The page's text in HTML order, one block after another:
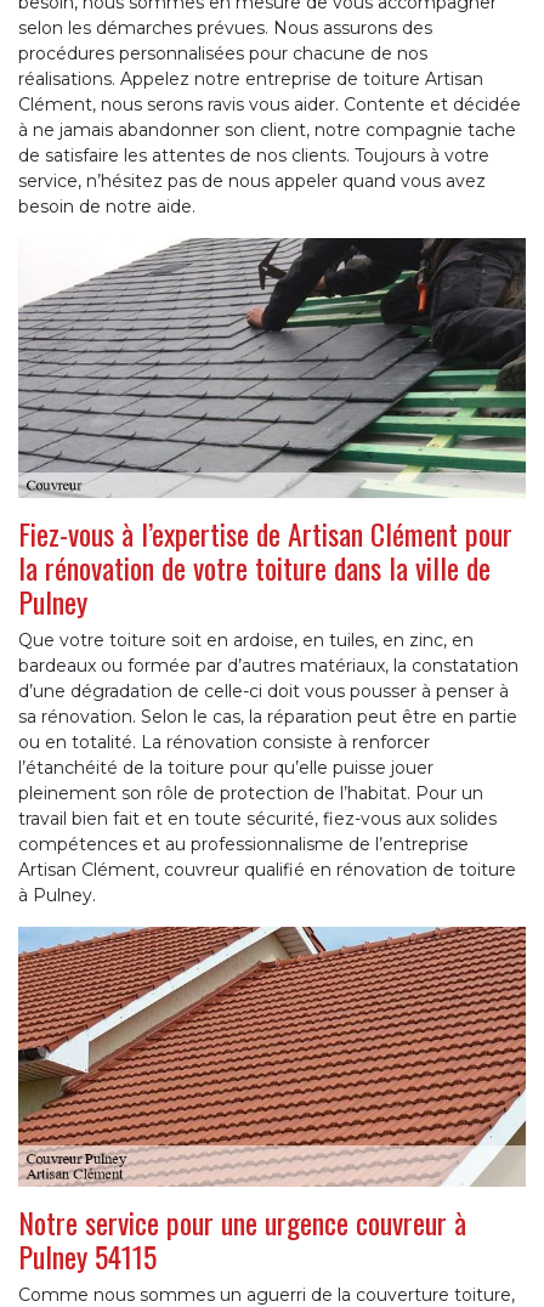
selon les démarches prévues. Nous assurons des
procédures personnalisées pour chacune de nos
réalisations. Appelez notre entreprise de toiture Artisan
Clément, nous serons ravis vous aider. Contente et décidée
à ne jamais abandonner son client, notre compagnie tache
de satisfaire les attentes de nos clients. Toujours à votre
service, n’hésitez pas de nous appeler quand vous avez
besoin de notre aide.
Fiez-vous à l’expertise de Artisan Clément pour
la rénovation de votre toiture dans la ville de
Pulney
Que votre toiture soit en ardoise, en tuiles, en zinc, en
bardeaux ou formée par d’autres matériaux, la constatation
d’une dégradation de celle-ci doit vous pousser à penser à
sa rénovation. Selon le cas, la réparation peut être en partie
ou en totalité. La rénovation consiste à renforcer
l’étanchéité de la toiture pour qu’elle puisse jouer
pleinement son rôle de protection de l’habitat. Pour un
travail bien fait et en toute sécurité, fiez-vous aux solides
compétences et au professionnalisme de l’entreprise
Artisan Clément, couvreur qualifié en rénovation de toiture
à Pulney.
Notre service pour une urgence couvreur à
Pulney 54115
Comme nous sommes un aguerri de la couverture toiture,